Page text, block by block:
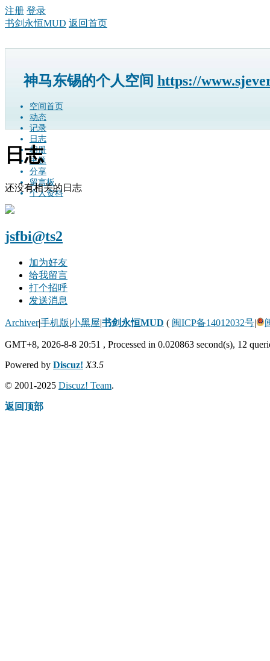
注册 登录
书剑永恒MUD 返回首页
神马东锡的个人空间 https://
空间首页
动态
记录
日志
相册
主题
分享
留言板
个人资料
日志
还没有相关的日志
jsfbi@ts2
加为好友
给我留言
打个招呼
发送消息
Archiver|手机版|小黑屋|书剑永恒MUD ( 闽ICP备14012032号|
GMT+8, 2026-8-8 20:51 , Processed in 0.020863 second(s), 12
Powered by Discuz! X3.5
© 2001-2025 Discuz! Team.
返回顶部